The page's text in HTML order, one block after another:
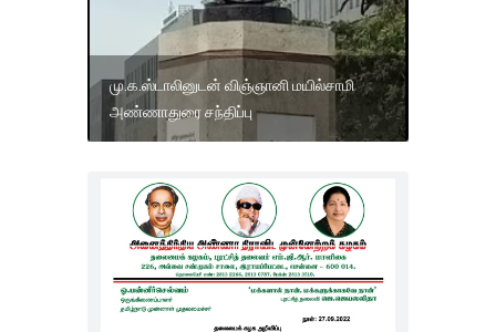
மு.க.ஸ்டாலினுடன் விஞ்ஞானி மயில்சாமி
அண்ணாதுரை சந்திப்பு